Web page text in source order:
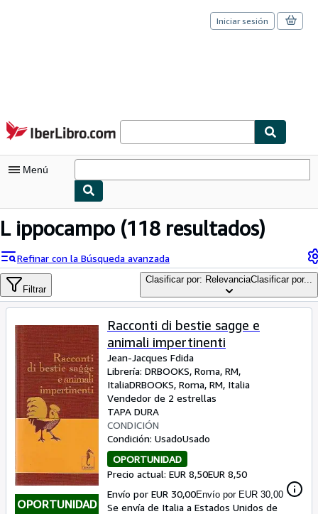
Pasar al contenido principal
IberLibro.com
Iniciar sesión
Menú
Mi cuenta
Cerrar sesión
Búsqueda avanzada
Libros antiguos
Arte y coleccionismo
Vendedores
Comenzar a vender
Ayuda
CERRAR
L ippocampo (118 resultados)
Refinar con la Búsqueda avanzada
Filtrar
Clasificar por: RelevanciaClasificar por...
OPORTUNIDAD
Racconti di bestie sagge e
animali impertinenti
Jean-Jacques Fdida
Librería: DRBOOKS, Roma, RM,
ItaliaDRBOOKS, Roma, RM, Italia
Vendedor de 2 estrellas
TAPA DURA
CONDICIÓN
Condición: UsadoUsado
OPORTUNIDAD
Precio actual: EUR 8,50EUR 8,50
Envío por EUR 30,00Envío por EUR 30,00
Se envía de Italia a Estados Unidos de